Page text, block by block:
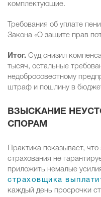
комплектующие.
Требования об уплате
Закона «О защите прав
Итог. Суд снизил
тысяч, остальные
недобросовестному
штраф и пошлину в
ВЗЫСКАНИЕ
СПОРАМ
Практика показывает,
страхования не
приложить немалые
страховщика
каждый день просрочки